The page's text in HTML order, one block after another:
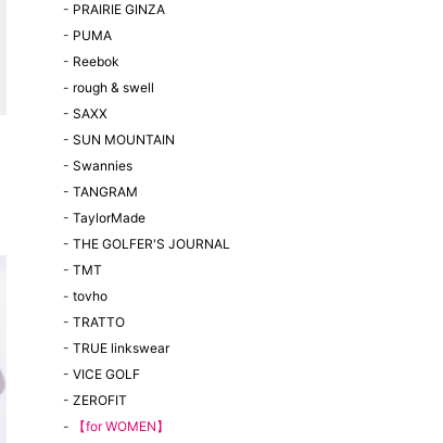
- PRAIRIE GINZA
- PUMA
- Reebok
- rough & swell
- SAXX
- SUN MOUNTAIN
- Swannies
- TANGRAM
- TaylorMade
- THE GOLFER'S JOURNAL
- TMT
- tovho
- TRATTO
- TRUE linkswear
- VICE GOLF
- ZEROFIT
-
【for WOMEN】